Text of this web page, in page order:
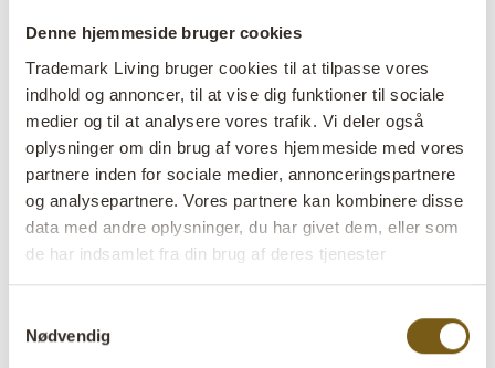
Denne hjemmeside bruger cookies
Trademark Living bruger cookies til at tilpasse vores
indhold og annoncer, til at vise dig funktioner til sociale
medier og til at analysere vores trafik. Vi deler også
oplysninger om din brug af vores hjemmeside med vores
partnere inden for sociale medier, annonceringspartnere
og analysepartnere. Vores partnere kan kombinere disse
data med andre oplysninger, du har givet dem, eller som
de har indsamlet fra din brug af deres tjenester
Nødvendig
Legolas dobbeltknage i jern
lens På lager
Varenr: D1552
Colli: 10 Stk
Farve: Jern
Størrelse: H:11 cm W:6 cm D:3 cm